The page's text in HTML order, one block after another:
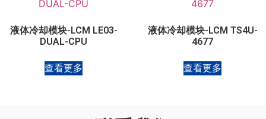
液体冷却模块-LCM LE03-
DUAL-CPU
查看更多
液体冷却模块-LCM TS4U-
4677
查看更多